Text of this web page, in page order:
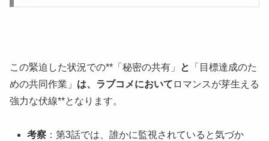
この緊迫した状況での**「秘密の共有」 と
「目標達成のた
めの共同作業」 は、ラブコメにおいて ロマンスが芽生える
強力な伏線**となります。
考察 ：第3話では、誰かに監視されていると気づか